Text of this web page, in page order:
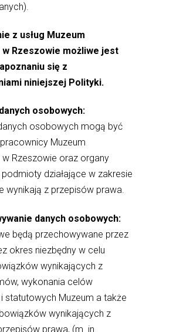
z usług Muzeum
w Rzeszowie możliwe jest
się z
niniejszej Polityki.
osobowych:
osobowych mogą być
Muzeum
Rzeszowie oraz organy
podmioty działające w zakresie
wynikają z przepisów prawa.
danych osobowych:
będą przechowywane przez
okres niezbędny w celu
wynikających z
wykonania celów
statutowych Muzeum a także
wynikających z
prawa, (m. in.